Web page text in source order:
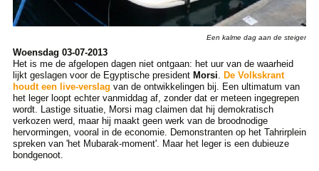
Een kalme dag aan de steiger
Woensdag 03-07-2013
Het is me de afgelopen dagen niet ontgaan: het uur van de waarheid
lijkt geslagen voor de Egyptische president Morsi
De Volkskrant
houdt een live-verslag van de ontwikkelingen bij. Een ultimatum van
het leger loopt echter vanmiddag af, zonder dat er meteen ingegrepen
wordt. Lastige situatie, Morsi mag claimen dat hij demokratisch
verkozen werd, maar hij maakt geen werk van de broodnodige
hervormingen, vooral in de economie. Demonstranten op het Tahrirplein
spreken van 'het Mubarak-moment'. Maar het leger is een dubieuze
bondgenoot.